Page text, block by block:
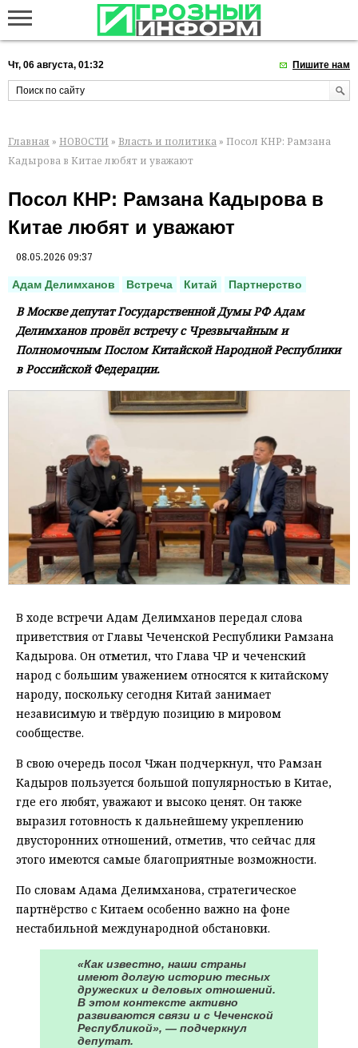
Чт, 06 августа, 01:32 Пишите нам
Главная » НОВОСТИ » Власть и политика » Посол КНР: Рамзана
Кадырова в Китае любят и уважают
Посол КНР: Рамзана Кадырова в
Китае любят и уважают
08.05.2026 09:37
Адам Делимханов Встреча Китай Партнерство
В Москве депутат Государственной Думы РФ Адам
Делимханов провёл встречу с Чрезвычайным и
Полномочным Послом Китайской Народной Республики
в Российской Федерации.
В ходе встречи Адам Делимханов передал слова
приветствия от Главы Чеченской Республики Рамзана
Кадырова. Он отметил, что Глава ЧР и чеченский
народ с большим уважением относятся к китайскому
народу, поскольку сегодня Китай занимает
независимую и твёрдую позицию в мировом
сообществе.
В свою очередь посол Чжан подчеркнул, что Рамзан
Кадыров пользуется большой популярностью в Китае,
где его любят, уважают и высоко ценят. Он также
выразил готовность к дальнейшему укреплению
двусторонних отношений, отметив, что сейчас для
этого имеются самые благоприятные возможности.
По словам Адама Делимханова, стратегическое
партнёрство с Китаем особенно важно на фоне
нестабильной международной обстановки.
«Как известно, наши страны
имеют долгую историю тесных
дружеских и деловых отношений.
В этом контексте активно
развиваются связи и с Чеченской
Республикой», — подчеркнул
депутат.